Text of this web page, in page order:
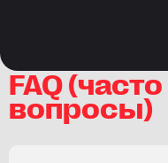
FAQ
вопросы)